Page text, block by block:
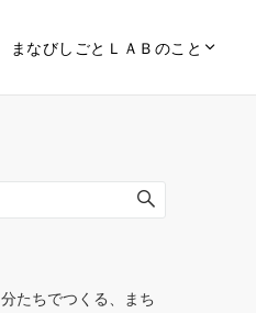
まなびしごとＬＡＢのこと
たちでつくる、まち